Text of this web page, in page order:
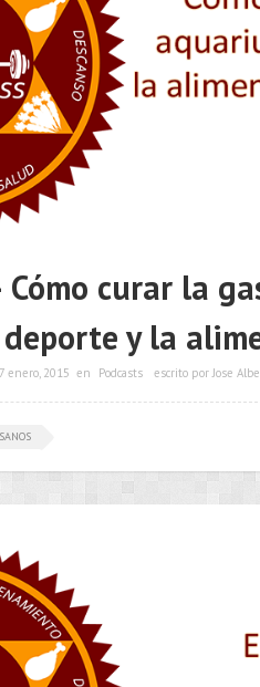
Cómo curar la
y la
7 enero, 2015 en Podcasts escrito por Jose